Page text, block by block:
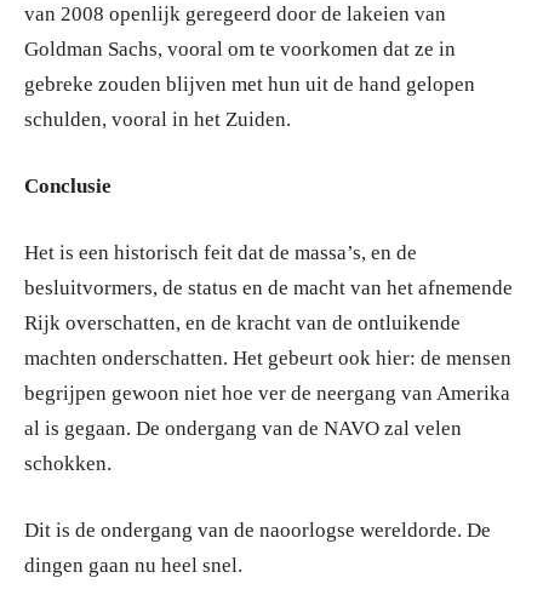
van 2008 openlijk geregeerd door de lakeien van
Goldman Sachs, vooral om te voorkomen dat ze in
gebreke zouden blijven met hun uit de hand gelopen
schulden, vooral in het Zuiden.
Conclusie
Het is een historisch feit dat de massa’s, en de
besluitvormers, de status en de macht van het afnemende
Rijk overschatten, en de kracht van de ontluikende
machten onderschatten. Het gebeurt ook hier: de mensen
begrijpen gewoon niet hoe ver de neergang van Amerika
al is gegaan. De ondergang van de NAVO zal velen
schokken.
Dit is de ondergang van de naoorlogse wereldorde. De
dingen gaan nu heel snel.